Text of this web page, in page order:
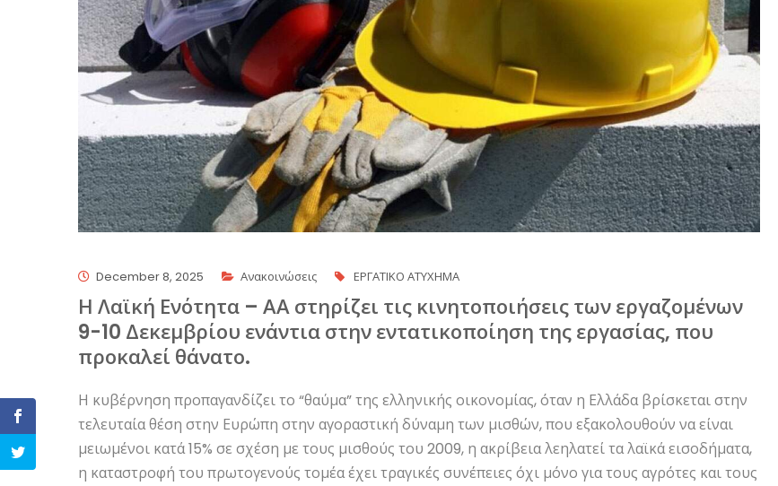
December 8, 2025 Ανακοινώσεις ΕΡΓΑΤΙΚΟ ΑΤΥΧΗΜΑ
Η Λαϊκή Ενότητα – ΑΑ στηρίζει τις κινητοποιήσεις των εργαζομένων
9-10 Δεκεμβρίου ενάντια στην εντατικοποίηση της εργασίας, που
προκαλεί θάνατο.
Η κυβέρνηση προπαγανδίζει το “θαύμα” της ελληνικής οικονομίας, όταν η Ελλάδα βρίσκεται στην
τελευταία θέση στην Ευρώπη στην αγοραστική δύναμη των μισθών, που εξακολουθούν να είναι
μειωμένοι κατά 15% σε σχέση με τους μισθούς του 2009, η ακρίβεια λεηλατεί τα λαϊκά εισοδήματα,
η καταστροφή του πρωτογενούς τομέα έχει τραγικές συνέπειες όχι μόνο για τους αγρότες και τους